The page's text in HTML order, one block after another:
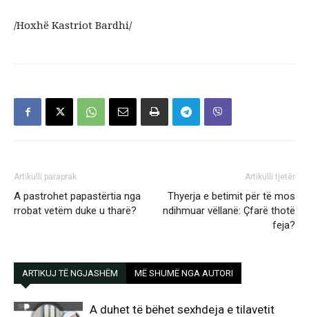
/Hoxhë Kastriot Bardhi/
Artikulli paraprak
A pastrohet papastërtia nga
rrobat vetëm duke u tharë?
Artikulli tjetër
Thyerja e betimit për të mos
ndihmuar vëllanë: Çfarë thotë
feja?
ARTIKUJ TË NGJASHËM MË SHUMË NGA AUTORI
A duhet të bëhet sexhdeja e tilavetit